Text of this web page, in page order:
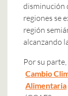
disminución
regiones se
región
alcanzando
Por su
Cambio
Alimentaria